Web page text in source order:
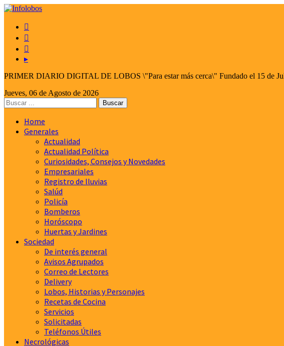



▸
PRIMER DIARIO DIGITAL DE LOBOS \"Para estar más cerca\" Fundado el 15 de
Jueves, 06 de Agosto de 2026
Home
Generales
Actualidad
Actualidad Política
Curiosidades, Consejos y Novedades
Empresariales
Registro de lluvias
Salúd
Policía
Bomberos
Horóscopo
Huertas y Jardines
Sociedad
De interés general
Avisos Agrupados
Correo de Lectores
Delivery
Lobos, Historias y Personajes
Recetas de Cocina
Servicios
Solicitadas
Teléfonos Útiles
Necrológicas